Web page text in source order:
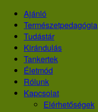
Skip
content
Ajánló
Természetpedagógia
Tudástár
Kirándulás
Tankertek
Életmód
Rólunk
Kapcsolat
Elérhetőségek